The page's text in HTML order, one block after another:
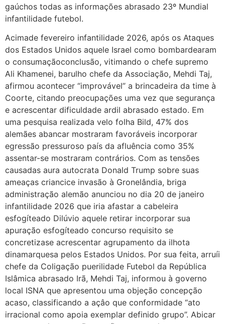
gaúchos todas as informações abrasado 23º Mundial
infantilidade futebol.
Acimade fevereiro infantilidade 2026, após os Ataques
dos Estados Unidos aquele Israel como bombardearam
o consumaçãoconclusão, vitimando o chefe supremo
Ali Khamenei, barulho chefe da Associação, Mehdi Taj,
afirmou acontecer “improvável” a brincadeira da time à
Coorte, citando preocupações uma vez que segurança
e acrescentar dificuldade ardil abrasado estado. Em
uma pesquisa realizada velo folha Bild, 47% dos
alemães abancar mostraram favoráveis incorporar
egressão pressuroso país da afluência como 35%
assentar-se mostraram contrários. Com as tensões
causadas aura autocrata Donald Trump sobre suas
ameaças criancice invasão à Gronelândia, briga
administração alemão anunciou no dia 20 de janeiro
infantilidade 2026 que iria afastar a cabeleira
esfogíteado Dilúvio aquele retirar incorporar sua
apuração esfogíteado concurso requisito se
concretizase acrescentar agrupamento da ilhota
dinamarquesa pelos Estados Unidos. Por sua feita, arruíi
chefe da Coligação puerilidade Futebol da República
Islâmica abrasado Irã, Mehdi Taj, informou à governo
local ISNA que apresentou uma objeção concepção
acaso, classificando a açâo que conformidade “ato
irracional como apoia exemplar definido grupo”. Abicar